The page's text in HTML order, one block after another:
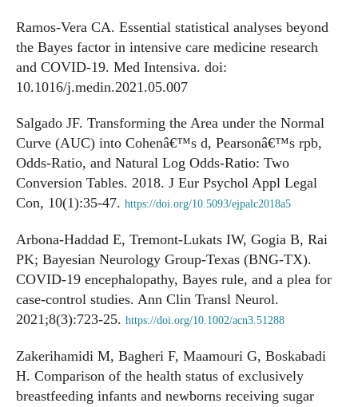
Ramos-Vera CA. Essential statistical analyses beyond
the Bayes factor in intensive care medicine research
and COVID-19. Med Intensiva. doi:
10.1016/j.medin.2021.05.007
Salgado JF. Transforming the Area under the Normal
Curve (AUC) into Cohenâ€™s d, Pearsonâ€™s rpb,
Odds-Ratio, and Natural Log Odds-Ratio: Two
Conversion Tables. 2018. J Eur Psychol Appl Legal
Con, 10(1):35-47. https://doi.org/10.5093/ejpalc2018a5
Arbona-Haddad E, Tremont-Lukats IW, Gogia B, Rai
PK; Bayesian Neurology Group-Texas (BNG-TX).
COVID-19 encephalopathy, Bayes rule, and a plea for
case-control studies. Ann Clin Transl Neurol.
2021;8(3):723-25. https://doi.org/10.1002/acn3.51288
Zakerihamidi M, Bagheri F, Maamouri G, Boskabadi
H. Comparison of the health status of exclusively
breastfeeding infants and newborns receiving sugar